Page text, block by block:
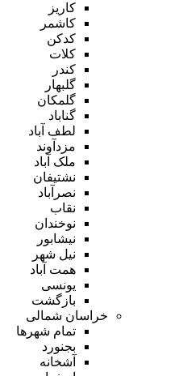
کاریز
کاشمر
کدکن
کلات
کندر
گلبهار
گلمکان
گناباد
لطف آباد
مزدآوند
ملک آباد
نشتیفان
نصرآباد
نقاب
نوخندان
نیشابور
نیل شهر
همت آباد
یونسی
بازگشت
خراسان شمالی
تمام شهر‌ها
بجنورد
آشخانه